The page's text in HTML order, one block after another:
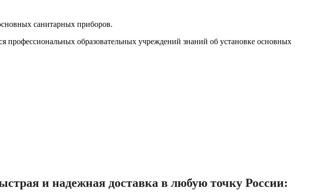
санитарных приборов.
образовательных учреждений знаний об установке основных
и надежная доставка в любую точку России: